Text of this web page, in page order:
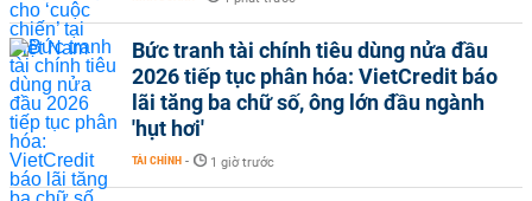
Bức tranh tài chính tiêu dùng nửa đầu
2026 tiếp tục phân hóa: VietCredit báo
lãi tăng ba chữ số, ông lớn đầu ngành
'hụt hơi'
TÀI CHÍNH - 1 giờ trước